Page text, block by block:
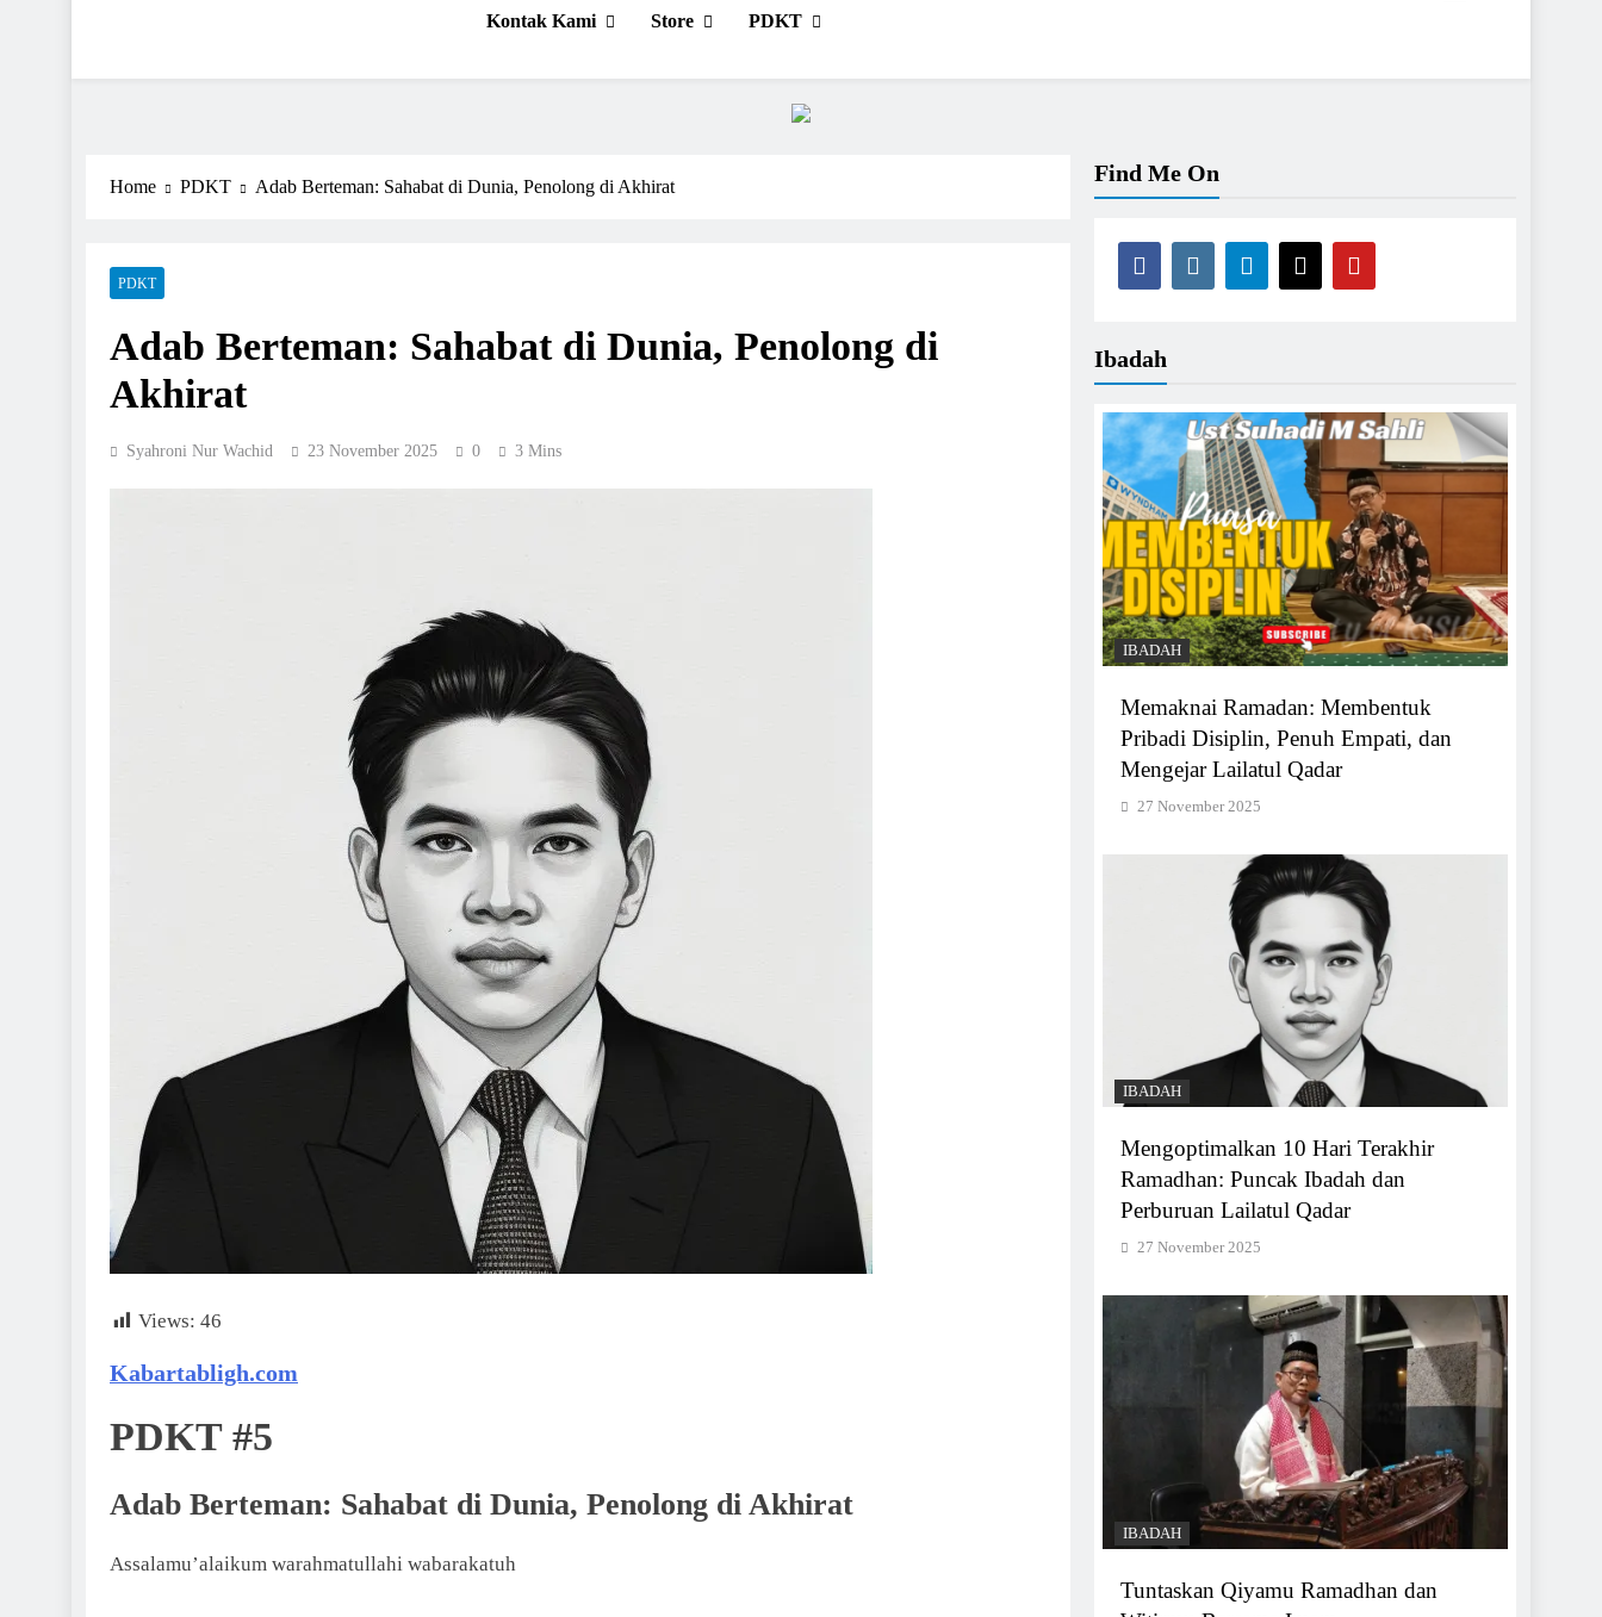
Kabartabligh.com | Mencerahkan Menggembirakan
Kontak Kami Store PDKT
Home PDKT Adab Berteman: Sahabat di Dunia, Penolong di Akhirat
PDKT
Adab Berteman: Sahabat di Dunia, Penolong di
Akhirat
Syahroni Nur Wachid 23 November 2025 0 3 Mins
Views: 46
Kabartabligh.com
PDKT #5
Adab Berteman: Sahabat di Dunia, Penolong di Akhirat
Assalamu’alaikum warahmatullahi wabarakatuh
Find Me On
Ibadah
IBADAH
Memaknai Ramadan: Membentuk
Pribadi Disiplin, Penuh Empati, dan
Mengejar Lailatul Qadar
27 November 2025
IBADAH
Mengoptimalkan 10 Hari Terakhir
Ramadhan: Puncak Ibadah dan
Perburuan Lailatul Qadar
27 November 2025
IBADAH
Tuntaskan Qiyamu Ramadhan dan